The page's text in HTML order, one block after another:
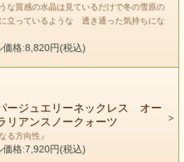
確かなる方向性）
通常の水晶が大きく広がる
を発しているのだとしたら、
た「指針」といったものが伺えま
な質感の水晶は見ているだけで冬の雪原の
立っているような 透き通った気持ちにな
価格:8,820円(税込)
ージュエリーネックレス オー
リアンスノークォーツ
る方向性』
価格:7,920円(税込)